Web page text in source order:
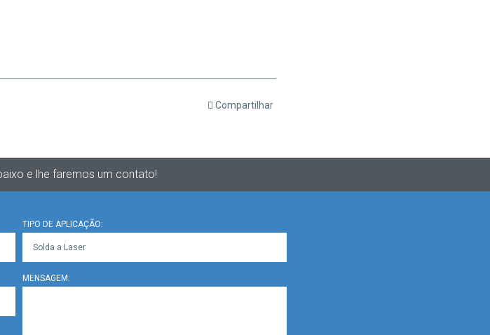
Compartilhar
e lhe faremos um contato!
TIPO DE APLICAÇÃO:
MENSAGEM: